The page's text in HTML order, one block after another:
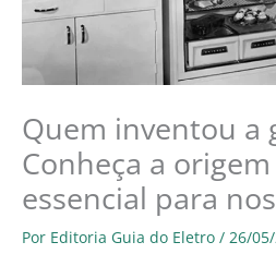
Quem inventou a
Conheça a
essencial para
Por Editoria Guia do Eletro / 26/